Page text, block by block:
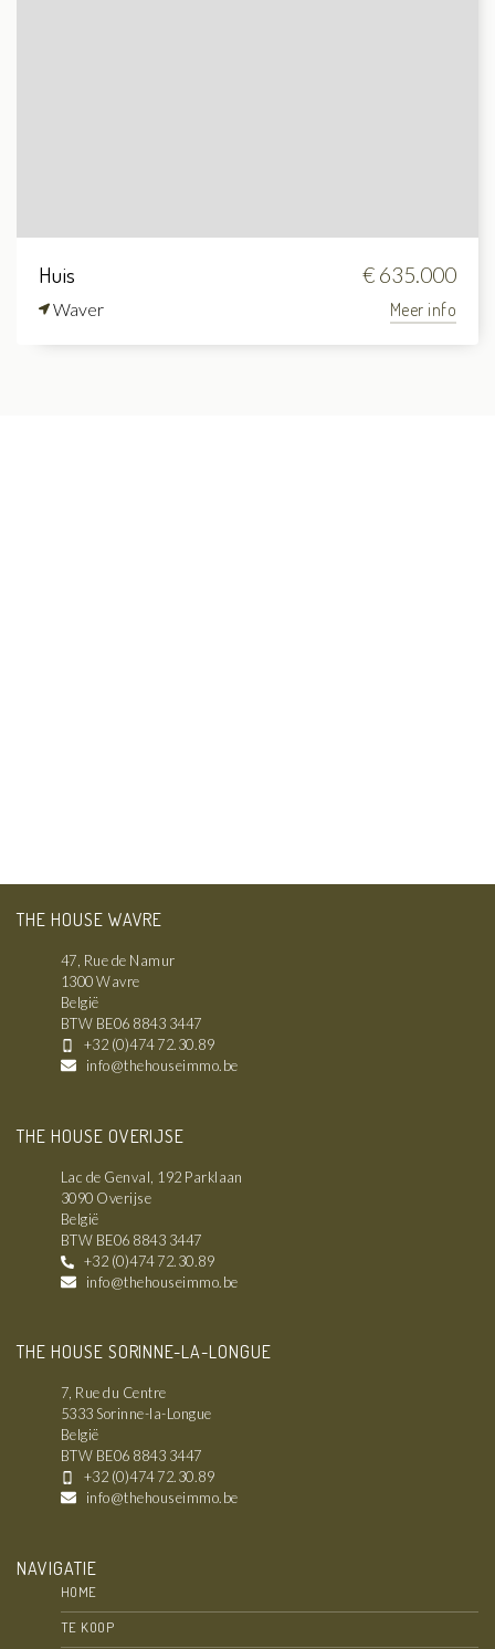
Huis € 635.000
Waver Meer info
THE HOUSE WAVRE
47, Rue de Namur
1300 Wavre
België
BTW BE06 8843 3447
+32 (0)474 72.30.89
info@thehouseimmo.be
THE HOUSE OVERIJSE
Lac de Genval, 192 Parklaan
3090 Overijse
België
BTW BE06 8843 3447
+32 (0)474 72.30.89
info@thehouseimmo.be
THE HOUSE SORINNE-LA-LONGUE
7, Rue du Centre
5333 Sorinne-la-Longue
België
BTW BE06 8843 3447
+32 (0)474 72.30.89
info@thehouseimmo.be
NAVIGATIE
HOME
TE KOOP